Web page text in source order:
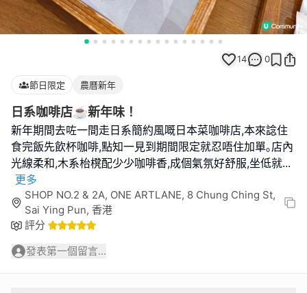
14 0
節日限定 農曆新年
日系咖啡店☕️新年味！
新年期間去咗一間走日系簡約風嘅日本菜咖啡店,本來諗住
食完飯先飲杯咖啡,點知一見到期間限定就忍唔住加單｡店內
光線柔和,木系枱櫈配少少咖啡香,成個氣氛好舒服,坐低就...
更多
SHOP NO.2 & 2A, ONE ARTLANE, 8 Chung Ching St,
Sai Ying Pun, 香港
評分
發表第一個留言...